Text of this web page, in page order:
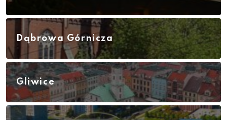
Dąbrowa Górnicza
Gliwice